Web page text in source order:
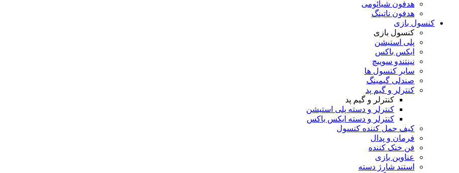
هدفون شیائومی
هدفون ناتینگ
کنسول بازی
کنسول بازی
پلی استیشن
ایکس باکس
نینتندو سوییچ
سایر کنسول ها
صندلی گیمینگ
کنترلر و گیم پد
کنترلر و گیم پد
کنترلر و دسته پلی استیشن
کنترلر و دسته ایکس باکس
کیف حمل کننده کنسول
فرمان و پدال
فن خنک کننده
عناوین بازی
استند شارژ دسته